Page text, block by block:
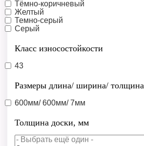
Тёмно-коричневый
Желтый
Темно-серый
Серый
Класс износостойкости
43
Размеры длина/ ширина/ толщина
600мм/ 600мм/ 7мм
Толщина доски, мм